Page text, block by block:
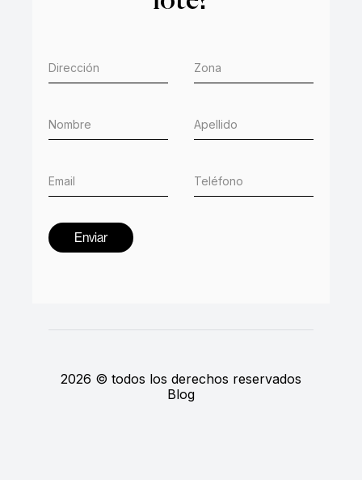
2026 © todos los derechos reservados
Blog